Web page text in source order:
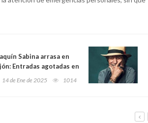
Sabina arrasa en
Entradas agotadas en
de un mes
14 de Ene de 2025 1014